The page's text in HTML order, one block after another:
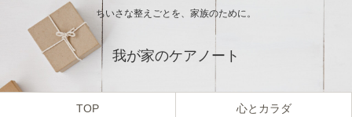
ちいさな整えごとを、家族のために。
我が家のケアノート
TOP 心とカラダ